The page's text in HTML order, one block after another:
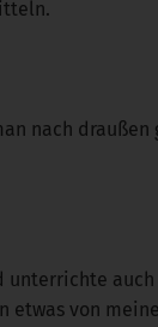
nach draußen
unterrichte
etwas von